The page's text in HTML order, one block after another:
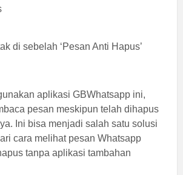
di sebelah ‘Pesan Anti Hapus’
aplikasi GBWhatsapp ini,
pesan meskipun telah dihapus
Ini bisa menjadi salah satu solusi
cara melihat pesan Whatsapp
tanpa aplikasi tambahan